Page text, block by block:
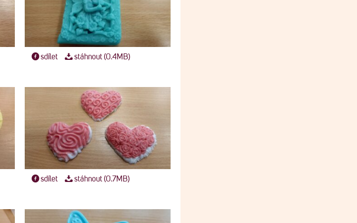
sdílet stáhnout (0.4MB)
sdílet stáhnout (0.7MB)